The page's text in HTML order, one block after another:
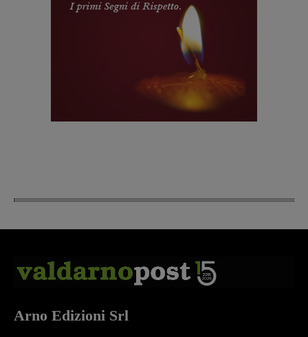
Arno Edizioni Srl